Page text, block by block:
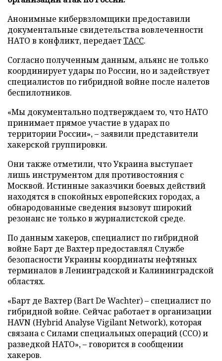
Анонимные кибервзломщики предоставили
документальные свидетельства вовлеченности
НАТО в конфликт, передаетТАСС.
Согласно полученным данным, альянс не только
координирует удары по России, но и задействует
специалистов по гибридной войне после налетов
беспилотников.
«Мы документально подтверждаем то, что НАТО
принимает прямое участие в ударах по
территории России», – заявили представители
хакерской группировки.
Они также отметили, что Украина выступает
лишь инструментом для противостояния с
Москвой. Истинные заказчики боевых действий
находятся в спокойных европейских городах, а
обнародованные сведения вызовут широкий
резонанс не только в журналистской среде.
По данным хакеров, специалист по гибридной
войне Барт де Вахтер предоставлял Службе
безопасности Украины координаты нефтяных
терминалов в Ленинградской и Калининградской
областях.
«Барт де Вахтер (Bart De Wachter) – специалист по
гибридной войне. Сейчас работает в организации
HAVN (Hybrid Analyse Vigilant Network), которая
связана с Силами специальных операций (ССО) и
разведкой НАТО», – говорится в сообщении
хакеров.